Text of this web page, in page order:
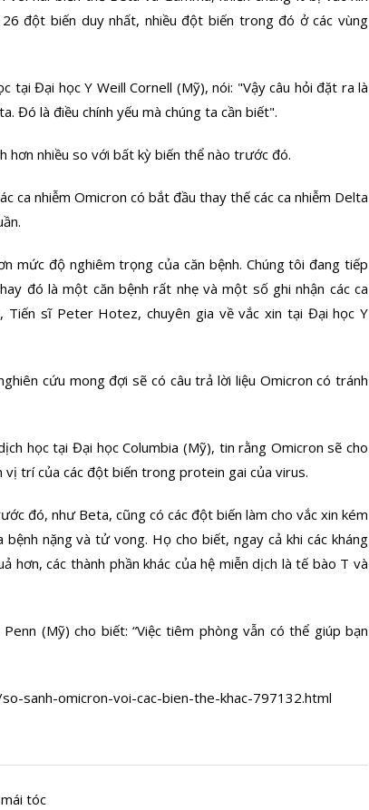
đột biến duy nhất, nhiều đột biến trong đó ở các vùng
tại Đại học Y Weill Cornell (Mỹ), nói: "Vậy câu hỏi đặt ra là
Đó là điều chính yếu mà chúng ta cần biết".
hơn nhiều so với bất kỳ biến thể nào trước đó.
ca nhiễm Omicron có bắt đầu thay thế các ca nhiễm Delta
mức độ nghiêm trọng của căn bệnh. Chúng tôi đang tiếp
đó là một căn bệnh rất nhẹ và một số ghi nhận các ca
Tiến sĩ Peter Hotez, chuyên gia về vắc xin tại Đại học Y
cứu mong đợi sẽ có câu trả lời liệu Omicron có tránh
học tại Đại học Columbia (Mỹ), tin rằng Omicron sẽ cho
trí của các đột biến trong protein gai của virus.
đó, như Beta, cũng có các đột biến làm cho vắc xin kém
nặng và tử vong. Họ cho biết, ngay cả khi các kháng
hơn, các thành phần khác của hệ miễn dịch là tế bào T và
(Mỹ) cho biết: “Việc tiêm phòng vẫn có thể giúp bạn
sanh-omicron-voi-cac-bien-the-khac-797132.html
tóc